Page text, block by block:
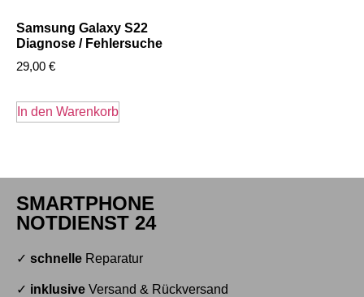
Samsung Galaxy S22
Diagnose / Fehlersuche
29,00 €
In den Warenkorb
SMARTPHONE
NOTDIENST 24
✓ schnelle Reparatur
✓ inklusive Versand & Rückversand